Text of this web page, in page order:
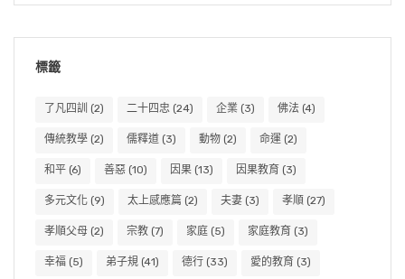
標籤
了凡四訓 (2) 二十四忠 (24) 企業 (3) 佛法 (4)
傳統教學 (2) 儒釋道 (3) 動物 (2) 命運 (2)
和平 (6) 善惡 (10) 因果 (13) 因果教育 (3)
多元文化 (9) 太上感應篇 (2) 夫妻 (3) 孝順 (27)
孝順父母 (2) 宗教 (7) 家庭 (5) 家庭教育 (3)
幸福 (5) 弟子規 (41) 德行 (33) 愛的教育 (3)